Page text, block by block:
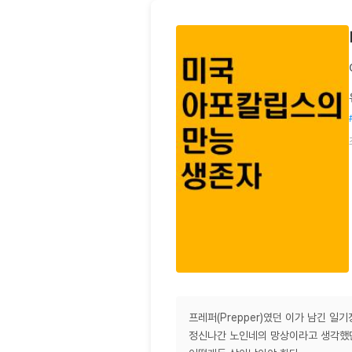
프레퍼(Prepper)였던 이가 남긴 일기
정신나간 노인네의 망상이라고 생각